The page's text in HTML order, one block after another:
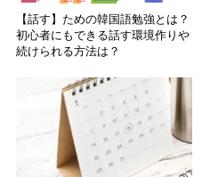
【話す】ための韓国語勉強とは？
初心者にもできる話す環境作りや
続けられる方法は？